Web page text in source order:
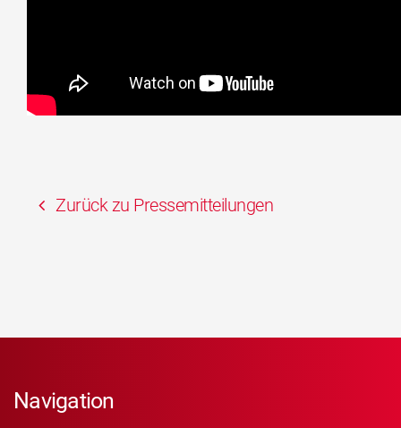
Zurück zu Pressemitteilungen
Navigation